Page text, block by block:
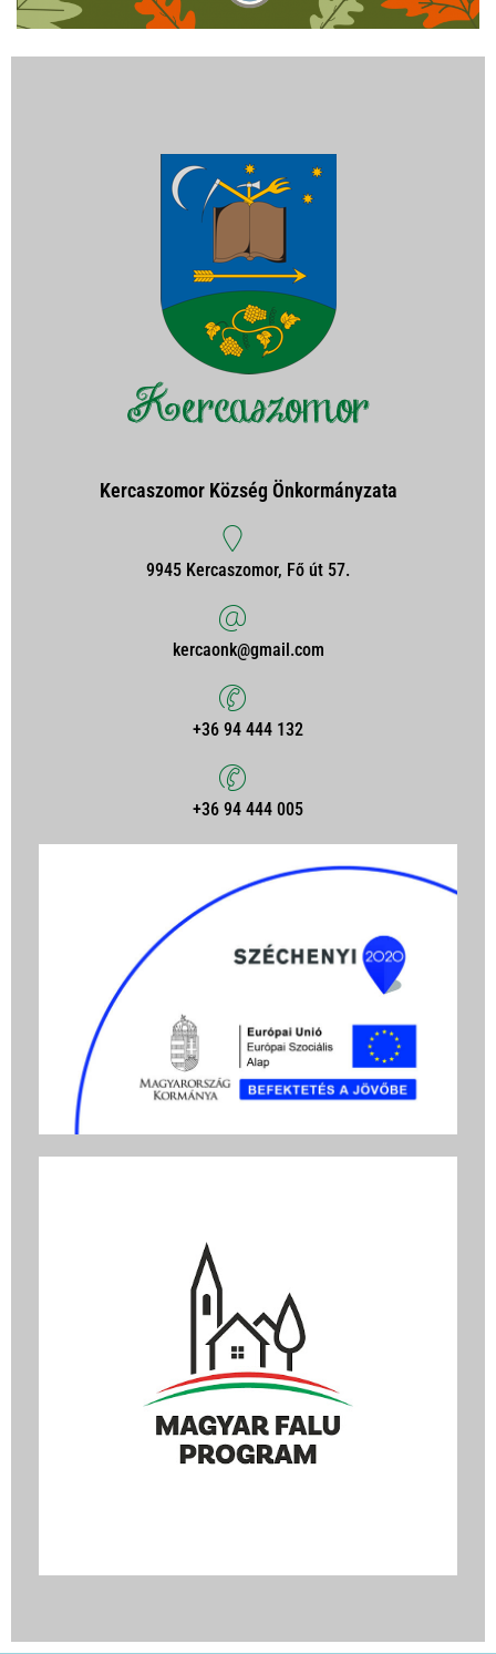
Kercaszomor Község Önkormányzata
9945 Kercaszomor, Fő út 57.
kercaonk@gmail.com
+36 94 444 132
+36 94 444 005